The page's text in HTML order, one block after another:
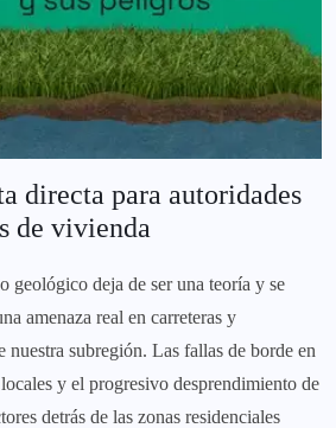
directa para autoridades
de vivienda
geológico deja de ser una teoría y se
amenaza real en carreteras y
nuestra subregión. Las fallas de borde en
y el progresivo desprendimiento de
detrás de las zonas residenciales